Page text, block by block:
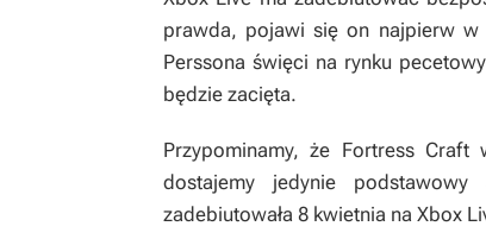
prawda, pojawi się on najpierw
Perssona święci na rynku
będzie zacięta.
Przypominamy, że Fortress Craft
dostajemy jedynie
zadebiutowała 8 kwietnia na Xbox